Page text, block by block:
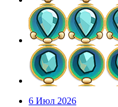
6 Июл 2026